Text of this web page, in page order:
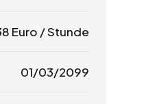
Euro / Stunde
01/03/2099